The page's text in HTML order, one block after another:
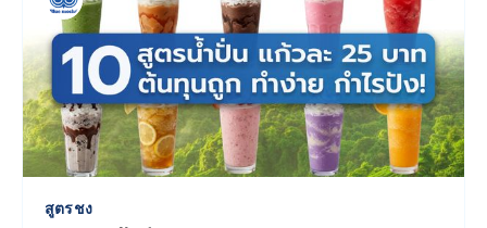
สูตรชง